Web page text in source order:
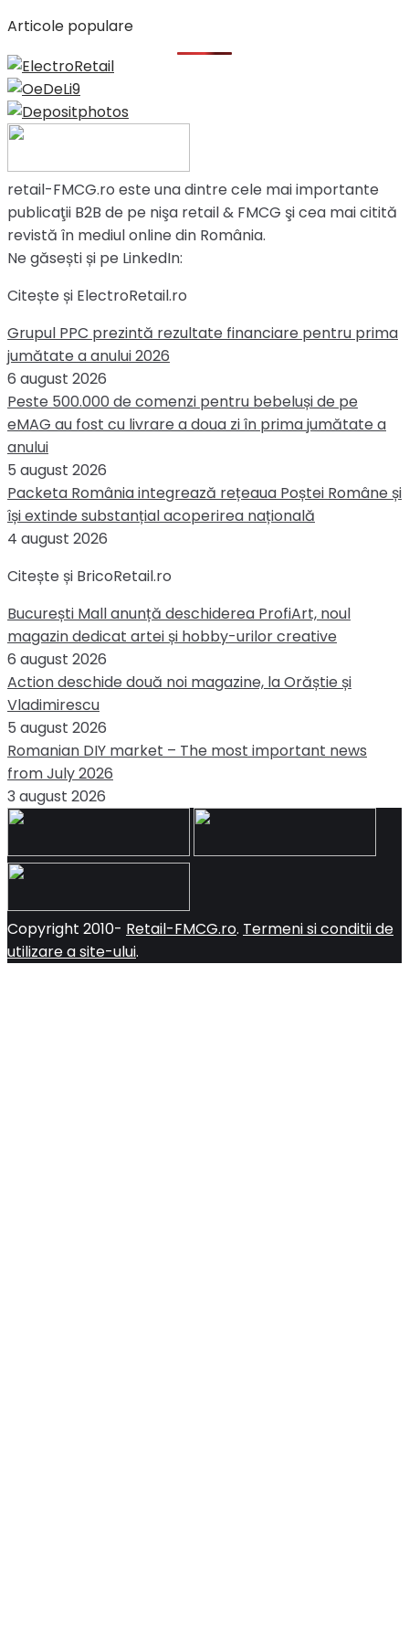
Articole populare
retail-FMCG.ro este una dintre cele mai importante
publicaţii B2B de pe nişa retail & FMCG şi cea mai citită
revistă în mediul online din România.
Ne găsești și pe LinkedIn:
Citește și ElectroRetail.ro
Grupul PPC prezintă rezultate financiare pentru prima
jumătate a anului 2026
6 august 2026
Peste 500.000 de comenzi pentru bebeluși de pe
eMAG au fost cu livrare a doua zi în prima jumătate a
anului
5 august 2026
Packeta România integrează rețeaua Poștei Române și
își extinde substanțial acoperirea națională
4 august 2026
Citește și BricoRetail.ro
București Mall anunță deschiderea ProfiArt, noul
magazin dedicat artei și hobby-urilor creative
6 august 2026
Action deschide două noi magazine, la Orăștie și
Vladimirescu
5 august 2026
Romanian DIY market – The most important news
from July 2026
3 august 2026
Copyright 2010- Retail-FMCG.ro. Termeni si conditii de
utilizare a site-ului.